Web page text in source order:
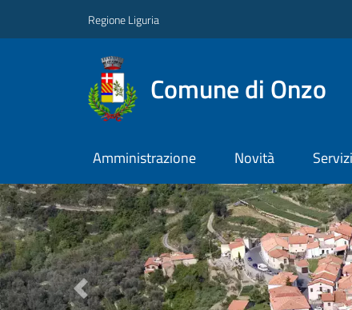
Regione Liguria
Comune di Onzo
Amministrazione Novità Servizi
Previous